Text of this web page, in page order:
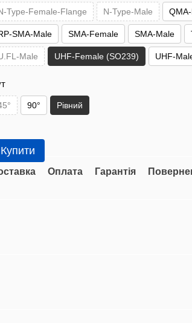
Type-Female-Flange N-Type-Male
SMA-Male SMA-Female SMA-Male
Male UHF-Female (SO239) UHF-
90° Рівний
Купити
Оплата Гарантія